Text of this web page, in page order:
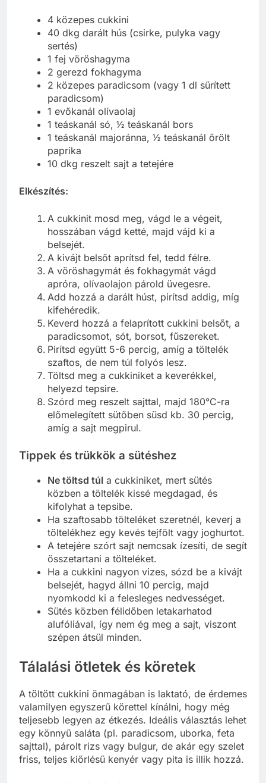
4 közepes cukkini
40 dkg darált hús (csirke, pulyka vagy
sertés)
1 fej vöröshagyma
2 gerezd fokhagyma
2 közepes paradicsom (vagy 1 dl sűrített
paradicsom)
1 evőkanál olívaolaj
1 teáskanál só, ½ teáskanál bors
1 teáskanál majoránna, ½ teáskanál őrölt
paprika
10 dkg reszelt sajt a tetejére
Elkészítés:
A cukkinit mosd meg, vágd le a végeit,
hosszában vágd ketté, majd vájd ki a
belsejét.
A kivájt belsőt aprítsd fel, tedd félre.
A vöröshagymát és fokhagymát vágd
apróra, olívaolajon párold üvegesre.
Add hozzá a darált húst, pirítsd addig, míg
kifehéredik.
Keverd hozzá a felaprított cukkini belsőt, a
paradicsomot, sót, borsot, fűszereket.
Pirítsd együtt 5-6 percig, amíg a töltelék
szaftos, de nem túl folyós lesz.
Töltsd meg a cukkiniket a keverékkel,
helyezd tepsire.
Szórd meg reszelt sajttal, majd 180°C-ra
előmelegített sütőben süsd kb. 30 percig,
amíg a sajt megpirul.
Tippek és trükkök a sütéshez
Ne töltsd túl a cukkiniket, mert sütés
közben a töltelék kissé megdagad, és
kifolyhat a tepsibe.
Ha szaftosabb tölteléket szeretnél, keverj a
töltelékhez egy kevés tejfölt vagy joghurtot.
A tetejére szórt sajt nemcsak ízesíti, de segít
összetartani a tölteléket.
Ha a cukkini nagyon vizes, sózd be a kivájt
belsejét, hagyd állni 10 percig, majd
nyomkodd ki a felesleges nedvességet.
Sütés közben félidőben letakarhatod
alufóliával, így nem ég meg a sajt, viszont
szépen átsül minden.
Tálalási ötletek és köretek
A töltött cukkini önmagában is laktató, de érdemes
valamilyen egyszerű körettel kínálni, hogy még
teljesebb legyen az étkezés. Ideális választás lehet
egy könnyű saláta (pl. paradicsom, uborka, feta
sajttal), párolt rizs vagy bulgur, de akár egy szelet
friss, teljes kiőrlésű kenyér vagy pita is illik hozzá.